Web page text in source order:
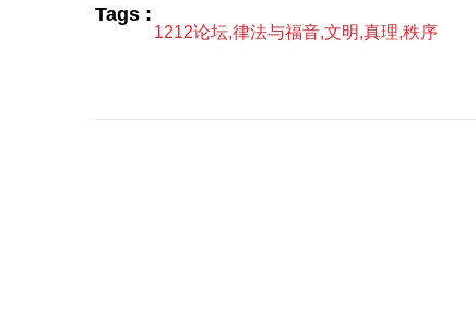
Tags :
1212论坛,律法与福音,文明,真理,秩序